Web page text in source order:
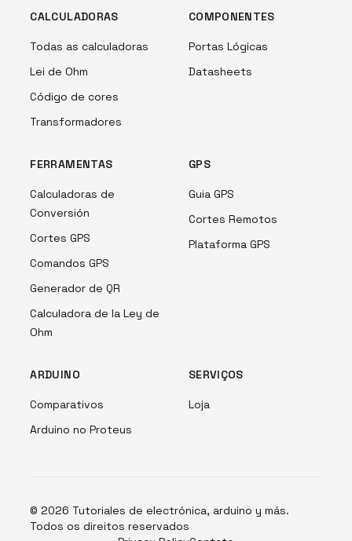
CALCULADORAS
Todas as calculadoras
Lei de Ohm
Código de cores
Transformadores
COMPONENTES
Portas Lógicas
Datasheets
FERRAMENTAS
Calculadoras de
Conversión
Cortes GPS
Comandos GPS
Generador de QR
Calculadora de la Ley de
Ohm
GPS
Guia GPS
Cortes Remotos
Plataforma GPS
ARDUINO
Comparativos
Arduino no Proteus
SERVIÇOS
Loja
©2026 Tutoriales de electrónica, arduino y más.
Todos os direitos reservados